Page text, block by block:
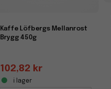
Kaffe Löfbergs Mellanrost
Brygg 450g
102,82 kr
i lager